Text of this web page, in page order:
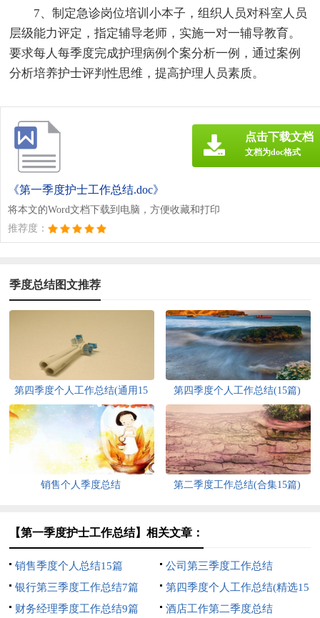
7、制定急诊岗位培训小本子，组织人员对科室人员
层级能力评定，指定辅导老师，实施一对一辅导教育。
要求每人每季度完成护理病例个案分析一例，通过案例
分析培养护士评判性思维，提高护理人员素质。
《第一季度护士工作总结.doc》
将本文的Word文档下载到电脑，方便收藏和打印
推荐度：
点击下载文档
文档为doc格式
季度总结图文推荐
第四季度个人工作总结(通用15
篇)
第四季度个人工作总结(15篇)
销售个人季度总结 第二季度工作总结(合集15篇)
【第一季度护士工作总结】相关文章：
销售季度个人总结15篇
公司第三季度工作总结
银行第三季度工作总结7篇
第四季度个人工作总结(精选15
篇)
财务经理季度工作总结9篇 酒店工作第二季度总结